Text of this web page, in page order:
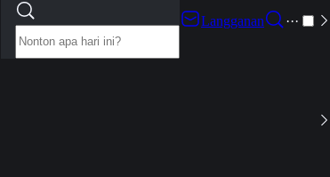
Langganan
···